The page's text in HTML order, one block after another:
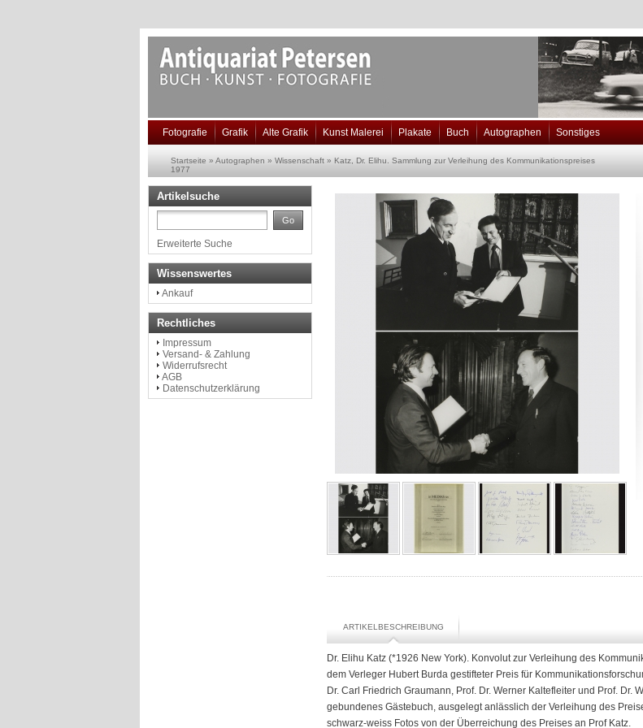
Fotografie Grafik Alte Grafik Kunst Malerei Plakate Buch Autographen Sonstiges
Startseite » Autographen » Wissenschaft » Katz, Dr. Elihu. Sammlung zur Verleihung des Kommunikationspreises
1977
ARTIKELBESCHREIBUNG
Dr. Elihu Katz (*1926 New York). Konvolut zur Verleihung des
dem Verleger Hubert Burda gestifteter Preis für
Dr. Carl Friedrich Graumann, Prof. Dr. Werner Kaltefleiter und Prof.
gebundenes Gästebuch, ausgelegt anlässlich der Verleihung des
schwarz-weiss Fotos von der Überreichung des Preises an Prof Katz.
Artikelsuche
Go
Erweiterte Suche
Wissenswertes
Ankauf
Rechtliches
Impressum
Versand- & Zahlung
Widerrufsrecht
AGB
Datenschutzerklärung